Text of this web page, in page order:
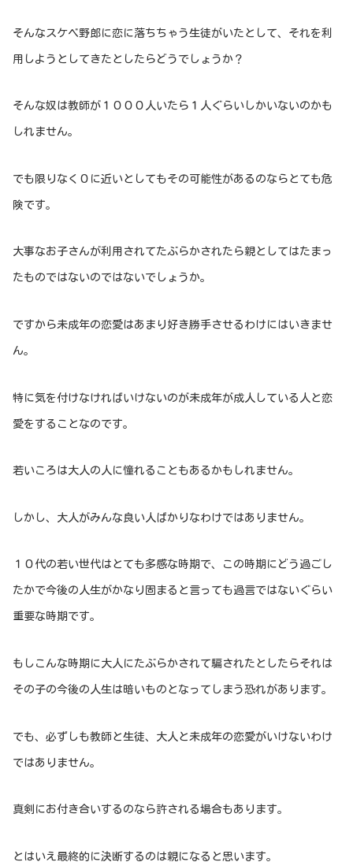
そんなスケベ野郎に恋に落ちちゃう生徒がいたとして、それを利
用しようとしてきたとしたらどうでしょうか？
そんな奴は教師が１０００人いたら１人ぐらいしかいないのかも
しれません。
でも限りなく０に近いとしてもその可能性があるのならとても危
険です。
大事なお子さんが利用されてたぶらかされたら親としてはたまっ
たものではないのではないでしょうか。
ですから未成年の恋愛はあまり好き勝手させるわけにはいきませ
ん。
特に気を付けなければいけないのが未成年が成人している人と恋
愛をすることなのです。
若いころは大人の人に憧れることもあるかもしれません。
しかし、大人がみんな良い人ばかりなわけではありません。
１０代の若い世代はとても多感な時期で、この時期にどう過ごし
たかで今後の人生がかなり固まると言っても過言ではないぐらい
重要な時期です。
もしこんな時期に大人にたぶらかされて騙されたとしたらそれは
その子の今後の人生は暗いものとなってしまう恐れがあります。
でも、必ずしも教師と生徒、大人と未成年の恋愛がいけないわけ
ではありません。
真剣にお付き合いするのなら許される場合もあります。
とはいえ最終的に決断するのは親になると思います。